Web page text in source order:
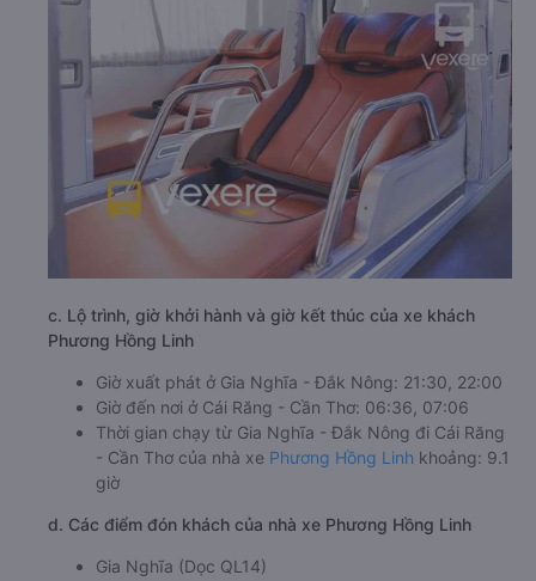
c. Lộ trình, giờ khởi hành và giờ kết thúc của xe khách
Phương Hồng Linh
Giờ xuất phát ở Gia Nghĩa - Đắk Nông: 21:30, 22:00
Giờ đến nơi ở Cái Răng - Cần Thơ: 06:36, 07:06
Thời gian chạy từ Gia Nghĩa - Đắk Nông đi Cái Răng
- Cần Thơ của nhà xe Phương Hồng Linh khoảng: 9.1
giờ
d. Các điểm đón khách của nhà xe Phương Hồng Linh
Gia Nghĩa (Dọc QL14)